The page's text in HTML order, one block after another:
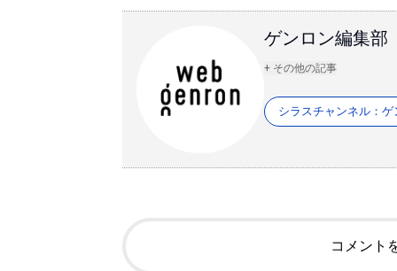
ゲンロン編集部
+ その他の記事
シラスチャンネル：
コメント